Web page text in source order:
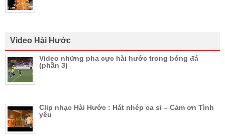
Video Hài Hước
Video những pha cực hài hước trong bóng đá
(phần 3)
Clip nhạc Hài Hước : Hát nhép ca sỉ – Cảm ơn Tình
yêu